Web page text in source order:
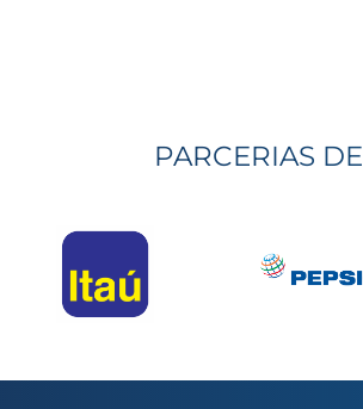
PARCERIAS DE